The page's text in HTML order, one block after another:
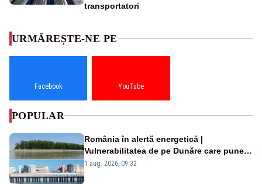
transportatori
URMĂREȘTE-NE PE
Facebook YouTube
POPULAR
România în alertă energetică |
Vulnerabilitatea de pe Dunăre care pune
în pericol Centrala Cernavodă era
1 aug. 2026, 09:32